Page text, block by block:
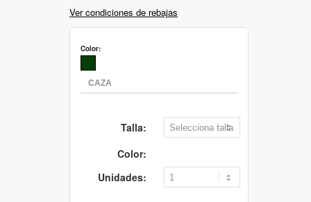
Ver condiciones de rebajas
Color:
Talla:
Color:
Unidades: